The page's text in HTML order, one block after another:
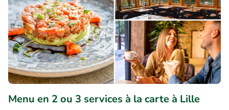
Menu en 2 ou 3 services à la carte à Lille